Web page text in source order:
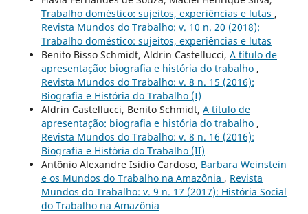
Trabalho doméstico: sujeitos, experiências e lutas ,
Revista Mundos do Trabalho: v. 10 n. 20 (2018):
Trabalho doméstico: sujeitos, experiências e lutas
Benito Bisso Schmidt, Aldrin Castellucci, A título de
apresentação: biografia e história do trabalho ,
Revista Mundos do Trabalho: v. 8 n. 15 (2016):
Biografia e História do Trabalho (I)
Aldrin Castellucci, Benito Schmidt, A título de
apresentação: biografia e história do trabalho ,
Revista Mundos do Trabalho: v. 8 n. 16 (2016):
Biografia e História do Trabalho (II)
Antônio Alexandre Isidio Cardoso, Barbara Weinstein
e os Mundos do Trabalho na Amazônia , Revista
Mundos do Trabalho: v. 9 n. 17 (2017): História Social
do Trabalho na Amazônia